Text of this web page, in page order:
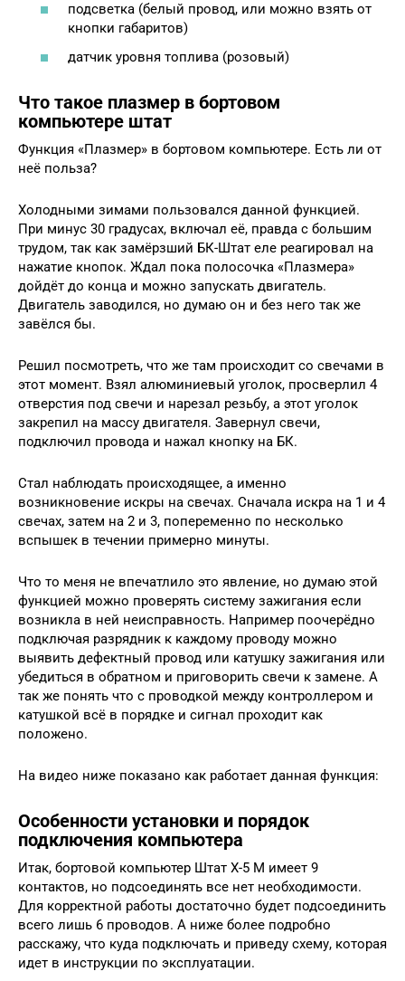
подсветка (белый провод, или можно взять от
кнопки габаритов)
датчик уровня топлива (розовый)
Что такое плазмер в бортовом
компьютере штат
Функция «Плазмер» в бортовом компьютере. Есть ли от
неё польза?
Холодными зимами пользовался данной функцией.
При минус 30 градусах, включал её, правда с большим
трудом, так как замёрзший БК-Штат еле реагировал на
нажатие кнопок. Ждал пока полосочка «Плазмера»
дойдёт до конца и можно запускать двигатель.
Двигатель заводился, но думаю он и без него так же
завёлся бы.
Решил посмотреть, что же там происходит со свечами в
этот момент. Взял алюминиевый уголок, просверлил 4
отверстия под свечи и нарезал резьбу, а этот уголок
закрепил на массу двигателя. Завернул свечи,
подключил провода и нажал кнопку на БК.
Стал наблюдать происходящее, а именно
возникновение искры на свечах. Сначала искра на 1 и 4
свечах, затем на 2 и 3, попеременно по несколько
вспышек в течении примерно минуты.
Что то меня не впечатлило это явление, но думаю этой
функцией можно проверять систему зажигания если
возникла в ней неисправность. Например поочерёдно
подключая разрядник к каждому проводу можно
выявить дефектный провод или катушку зажигания или
убедиться в обратном и приговорить свечи к замене. А
так же понять что с проводкой между контроллером и
катушкой всё в порядке и сигнал проходит как
положено.
На видео ниже показано как работает данная функция:
Особенности установки и порядок
подключения компьютера
Итак, бортовой компьютер Штат X-5 M имеет 9
контактов, но подсоединять все нет необходимости.
Для корректной работы достаточно будет подсоединить
всего лишь 6 проводов. А ниже более подробно
расскажу, что куда подключать и приведу схему, которая
идет в инструкции по эксплуатации.